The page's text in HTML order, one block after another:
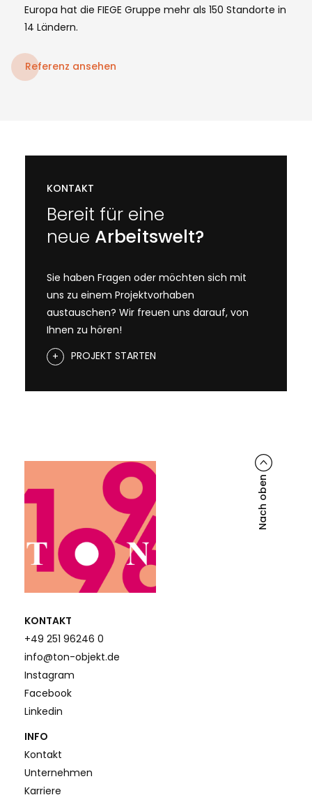
Europa hat die FIEGE Gruppe mehr als 150 Standorte in
14 Ländern.
Referenz ansehen
KONTAKT
Bereit für eine
neue Arbeitswelt?
Sie haben Fragen oder möchten sich mit
uns zu einem Projektvorhaben
austauschen? Wir freuen uns darauf, von
Ihnen zu hören!
PROJEKT STARTEN
Nach oben
KONTAKT
+49 251 96246 0
info@ton-objekt.de
Instagram
Facebook
Linkedin
INFO
Kontakt
Unternehmen
Karriere